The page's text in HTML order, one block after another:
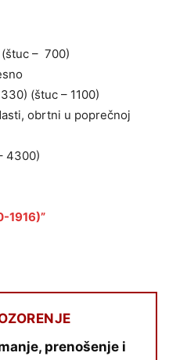
– 700)
(štuc – 1100)
obrtni u poprečnoj
4300)
1916)”
prenošenje i